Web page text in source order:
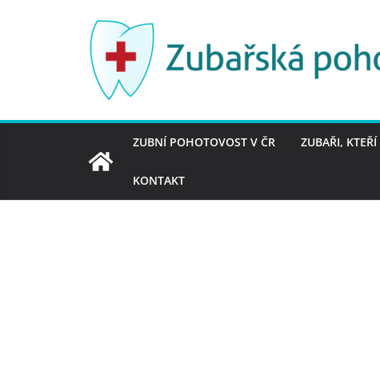
ZUBNÍ POHOTOVOST V ČR ZUBAŘI,
KONTAKT